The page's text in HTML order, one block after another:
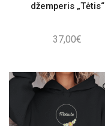
džemperis „Tėtis“
37,00€